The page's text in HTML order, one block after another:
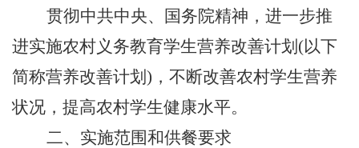
贯彻中共中央、国务院精神，进一步推
进实施农村义务教育学生营养改善计划 (以下
简称营养改善计划)，不断改善农村学生营养
状况，提高农村学生健康水平。
二、实施范围和供餐要求